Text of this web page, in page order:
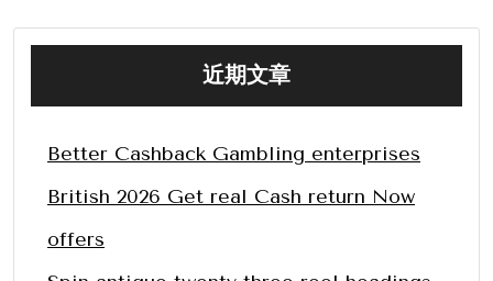
近期文章
Better Cashback Gambling enterprises
British 2026 Get real Cash return Now
offers